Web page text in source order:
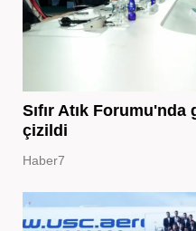
Sıfır Atık
çizildi
Haber7